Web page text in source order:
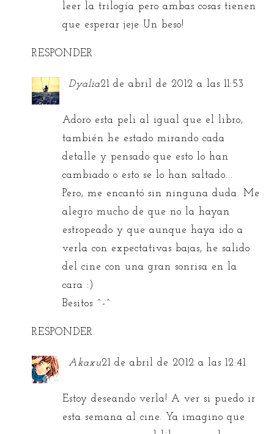
leer la trilogía pero ambas cosas tienen
que esperar jeje Un beso!
RESPONDER
Dyalia21 de abril de 2012 a las 11:53
Adoro esta peli al igual que el libro,
también he estado mirando cada
detalle y pensado que esto lo han
cambiado o esto se lo han saltado...
Pero, me encantó sin ninguna duda. Me
alegro mucho de que no la hayan
estropeado y que aunque haya ido a
verla con expectativas bajas, he salido
del cine con una gran sonrisa en la
cara :)
Besitos ^-^
RESPONDER
Akaxu21 de abril de 2012 a las 12:41
Estoy deseando verla! A ver si puedo ir
esta semana al cine. Ya imagino que